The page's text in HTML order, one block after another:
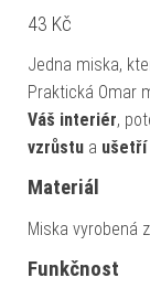
43 Kč
Jedna miska,
Praktická Omar
Váš interiér,
vzrůstu a ušetří
Materiál
Miska vyrobená z
Funkčnost